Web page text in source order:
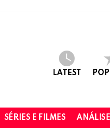
LATEST
SÉRIES E FILMES